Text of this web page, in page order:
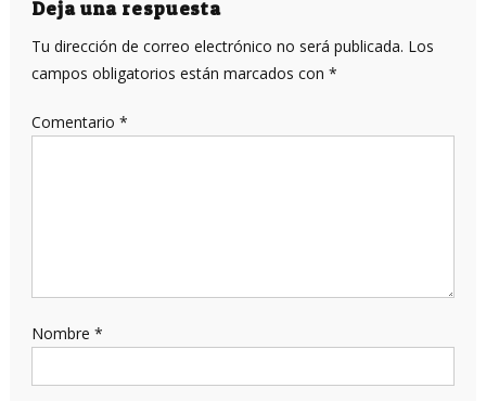
entradas
Deja una respuesta
Tu dirección de correo electrónico no será publicada. Los
campos obligatorios están marcados con *
Comentario *
Nombre *